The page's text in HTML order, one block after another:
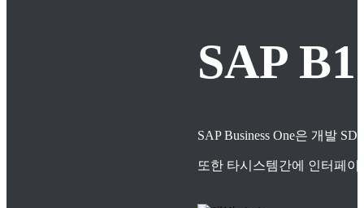
SAP
SAP Business One은 개발
또한 타시스템간에 인터페